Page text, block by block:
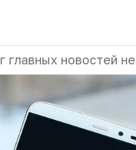
главных новостей